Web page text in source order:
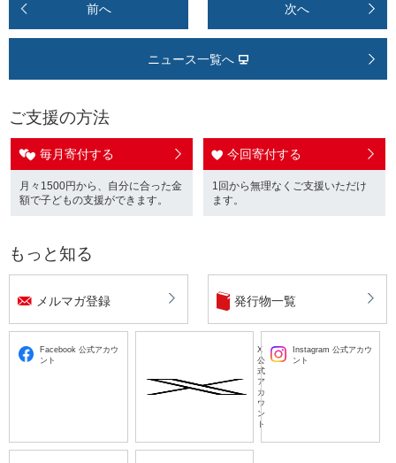
前へ 次へ
ニュース一覧へ
ご支援の方法
毎月寄付する
月々1500円から、自分に合った金
額で子どもの支援ができます。
今回寄付する
1回から無理なくご支援いただけ
ます。
もっと知る
メルマガ登録 発行物一覧
Facebook 公式アカウ
ント
X
公
式
ア
カ
ウ
ン
ト
Instagram 公式アカウ
ント